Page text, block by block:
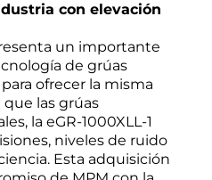
con elevación
un importante
de grúas
ofrecer la misma
las grúas
la eGR-1000XLL-1
niveles de ruido
Esta adquisición